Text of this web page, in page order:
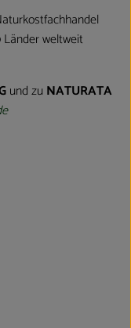
weltweit
und zuNATURATA